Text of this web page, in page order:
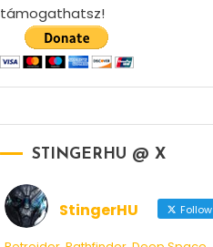
támogathatsz!
STINGERHU @ X
StingerHU Follow